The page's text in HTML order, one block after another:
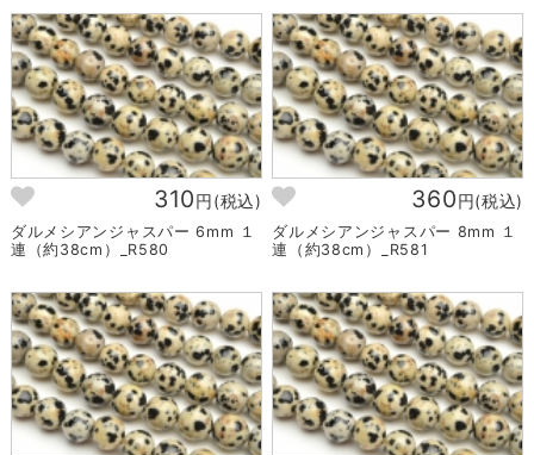
310円(税込)
ダルメシアンジャスパー 6mm １
連（約38cm）_R580
360円(税込)
ダルメシアンジャスパー 8mm １
連（約38cm）_R581